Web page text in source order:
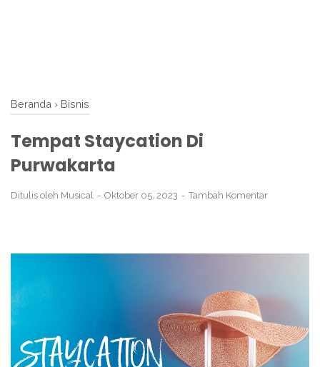
Beranda › Bisnis
Tempat Staycation Di
Purwakarta
Ditulis oleh Musical Oktober 05, 2023 Tambah Komentar